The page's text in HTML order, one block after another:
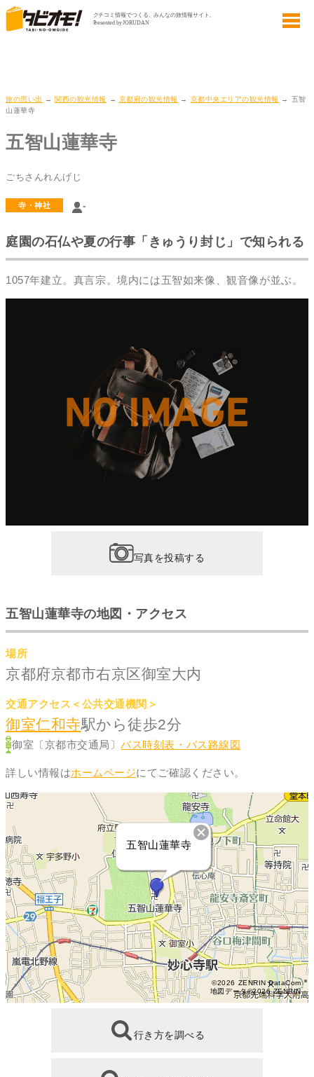
旅の思い出 → 関西の観光情報 → 京都府の観光情報 → 京都中央エリアの観光情報
→ 五智
山蓮華寺
五智山蓮華寺
ごちさんれんげじ
寺・神社 -
庭園の石仏や夏の行事「きゅうり封じ」で知られる
1057年建立。真言宗。境内には五智如来像、観音像が並ぶ。
写真を投稿する
五智山蓮華寺の地図・アクセス
場所
京都府京都市右京区御室大内
交通アクセス＜公共交通機関＞
御室仁和寺駅から徒歩2分
御室〔京都市交通局〕バス時刻表・バス路線図
詳しい情報はホームページにてご確認ください。
五智山蓮華寺
©2026 ZENRIN DataCom
地図データ©2026 ZENRIN
行き方を調べる